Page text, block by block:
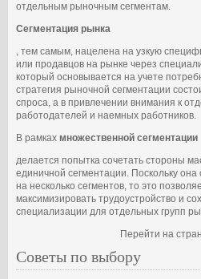
отдельным рыночным сегментам.
Сегментация рынка
, тем самым, нацелена на узкую
или продавцов на рынке через
который основывается на учете
стратегия рыночной сегментации
спроса, а в привлечении внимания к
работодателей и наемных работников.
В рамках множественной сегментации
делается попытка сочетать стороны
единичной сегментации. Поскольку
на несколько сегментов, то это
максимизировать трудоустройство и
специализации для отдельных групп
Перейти на
Советы по выбору